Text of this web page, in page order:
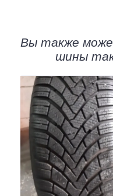
Вы также
шины